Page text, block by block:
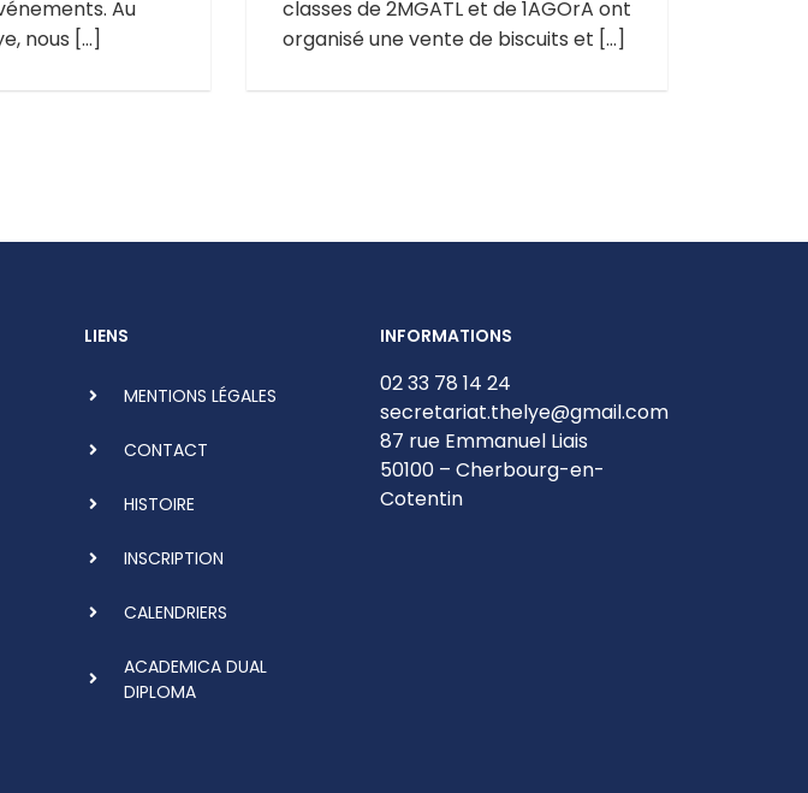
Au
nous […]
classes de 2MGATL et de 1AGOrA ont
organisé une vente de biscuits et […]
LIENS
MENTIONS LÉGALES
CONTACT
HISTOIRE
INSCRIPTION
CALENDRIERS
ACADEMICA DUAL
DIPLOMA
INFORMATIONS
02 33 78 14 24
secretariat.thelye@gmail.com
87 rue Emmanuel Liais
50100 – Cherbourg-en-
Cotentin